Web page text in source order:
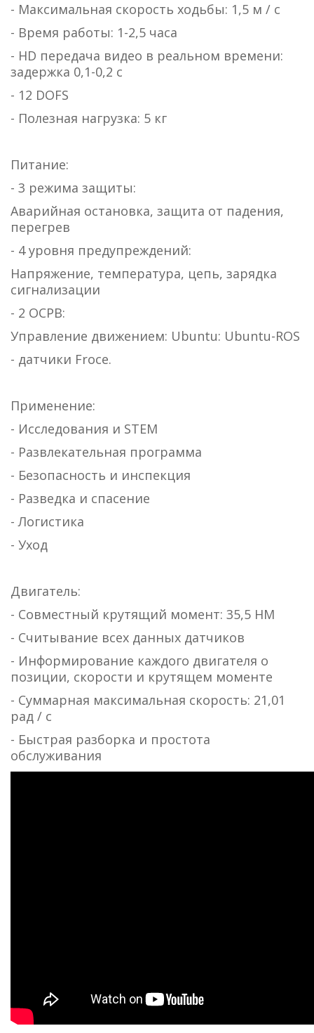
- Максимальная скорость ходьбы: 1,5 м / с
- Время работы: 1-2,5 часа
- HD передача видео в реальном времени:
задержка 0,1-0,2 с
- 12 DOFS
- Полезная нагрузка: 5 кг
Питание:
- 3 режима защиты:
Аварийная остановка, защита от падения,
перегрев
- 4 уровня предупреждений:
Напряжение, температура, цепь, зарядка
сигнализации
- 2 ОСРВ:
Управление движением: Ubuntu: Ubuntu-ROS
- датчики Froce.
Применение:
- Исследования и STEM
- Развлекательная программа
- Безопасность и инспекция
- Разведка и спасение
- Логистика
- Уход
Двигатель:
- Совместный крутящий момент: 35,5 НМ
- Считывание всех данных датчиков
- Информирование каждого двигателя о
позиции, скорости и крутящем моменте
- Суммарная максимальная скорость: 21,01
рад / с
- Быстрая разборка и простота
обслуживания